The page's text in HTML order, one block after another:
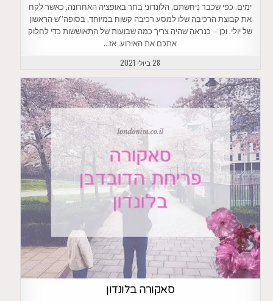
ימים. כפי שכבר ניחשתם, הלונדוני בחר באופציה האחרונה, כאשר לקח
את קבוצת הרכיבה שלו למסע רכיבה קשוח במיוחד, בסופה”ש הראשון
של יולי. וכן – כנראה שהיה צריך כמה שבועות של התאוששות כדי לחלוק
אתכם את האירוע. אז…
28 ביולי 2021
סאקורה בלונדון